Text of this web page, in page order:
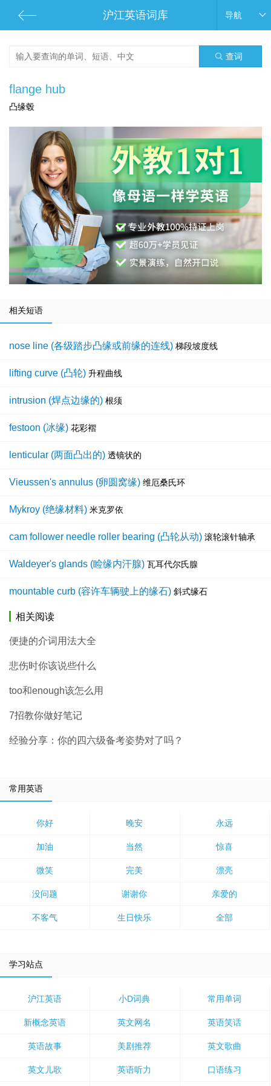
沪江英语词库 导航
查词
flange hub
凸缘毂
相关短语
nose line (各级踏步凸缘或前缘的连线) 梯段坡度线
lifting curve (凸轮) 升程曲线
intrusion (焊点边缘的) 根须
festoon (冰缘) 花彩褶
lenticular (两面凸出的) 透镜状的
Vieussen's annulus (卵圆窝缘) 维厄桑氏环
Mykroy (绝缘材料) 米克罗依
cam follower needle roller bearing (凸轮从动) 滚轮滚针轴承
Waldeyer's glands (睑缘内汗腺) 瓦耳代尔氏腺
mountable curb (容许车辆驶上的缘石) 斜式缘石
相关阅读
便捷的介词用法大全
悲伤时你该说些什么
too和enough该怎么用
7招教你做好笔记
经验分享：你的四六级备考姿势对了吗？
常用英语
你好 晚安 永远
加油 当然 惊喜
微笑 完美 漂亮
没问题 谢谢你 亲爱的
不客气 生日快乐 全部
学习站点
沪江英语 小D词典 常用单词
新概念英语 英文网名 英语笑话
英语故事 美剧推荐 英文歌曲
英文儿歌 英语听力 口语练习